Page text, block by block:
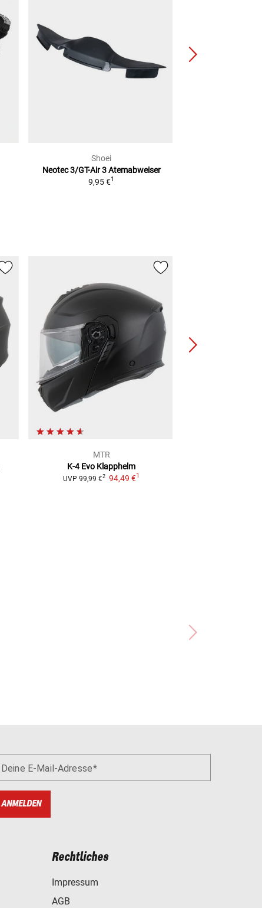
Shoei
Neotec 3/GT-Air 3 Atemabweiser
9,95 €1
MTR
K-4 Evo Klapphelm
UVP 99,99 €2 94,49 €1
Deine E-Mail-Adresse
ANMELDEN
Rechtliches
Impressum
AGB